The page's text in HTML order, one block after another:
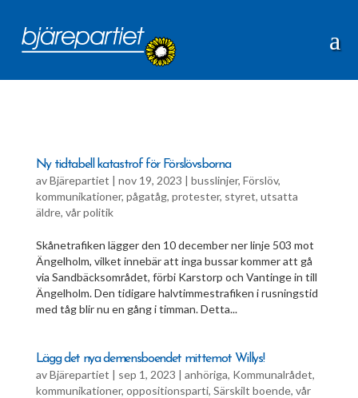
Ny tidtabell katastrof för Förslövsborna
avBjärepartiet | nov 19, 2023 | busslinjer, Förslöv,
kommunikationer, pågatåg, protester, styret, utsatta
äldre, vår politik
Skånetrafiken lägger den 10 december ner linje 503 mot
Ängelholm, vilket innebär att inga bussar kommer att gå
via Sandbäcksområdet, förbi Karstorp och Vantinge in till
Ängelholm. Den tidigare halvtimmestrafiken i rusningstid
med tåg blir nu en gång i timman. Detta...
Lägg det nya demensboendet mittemot Willys!
avBjärepartiet | sep 1, 2023 | anhöriga, Kommunalrådet,
kommunikationer, oppositionsparti, Särskilt boende, vår